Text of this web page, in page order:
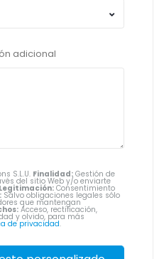
adicional
S.L.U. Finalidad: Gestión de
del sitio Web y/o enviarte
Legitimación: Consentimiento
Salvo obligaciones legales sólo
que mantengan
Acceso, rectificación,
y olvido, para más
de privacidad.